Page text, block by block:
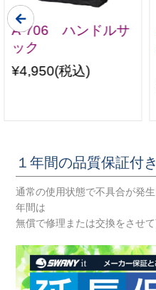
A-706 ハンドルサ
ック
¥4,950(税込)
１年間の品質保証付き
通常の使用状態で不具合が発
年間は
無償で修理または交換をさせて